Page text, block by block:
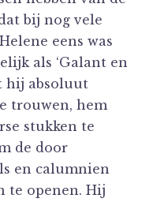
bij nog vele
eens was
als ‘Galant en
hij absoluut
trouwen, hem
stukken te
de door
en calumnien
te openen. Hij